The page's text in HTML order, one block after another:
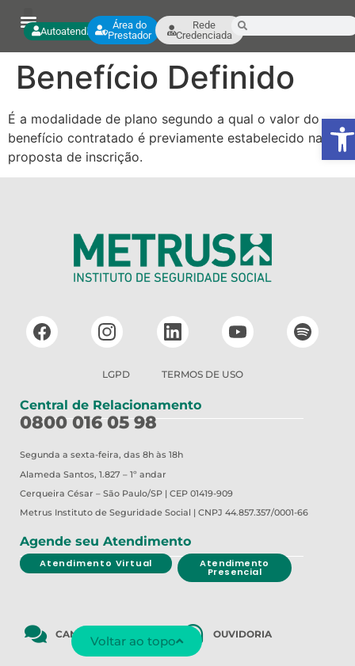
AutoatendimentoÁrea do
Prestador
Rede
Credenciada
Benefício Definido
É a modalidade de plano segundo a qual o valor do
benefício contratado é previamente estabelecido na
proposta de inscrição.
LGPD TERMOS DE USO
Central de Relacionamento
0800 016 05 98
Segunda a sexta-feira, das 8h às 18h
Alameda Santos, 1.827 – 1º andar
Cerqueira César – São Paulo/SP | CEP 01419-909
Metrus Instituto de Seguridade Social | CNPJ 44.857.357/0001-66
Agende seu Atendimento
Atendimento Virtual Atendimento
Presencial
CANAL DE DENÚNCIA OUVIDORIA
Voltar ao topo